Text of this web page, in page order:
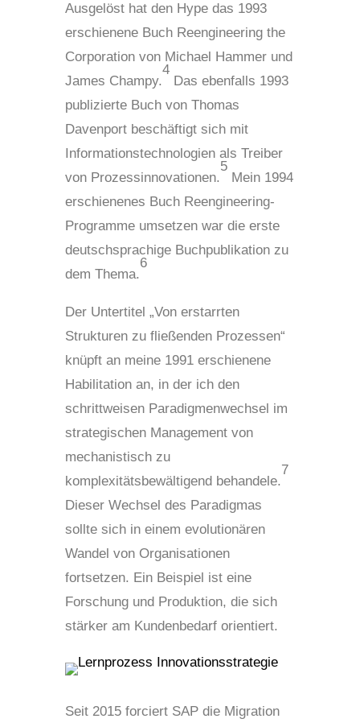
Ausgelöst hat den Hype das 1993
erschienene Buch Reengineering the
Corporation von Michael Hammer und
James Champy.
4
Das ebenfalls 1993
publizierte Buch von Thomas
Davenport beschäftigt sich mit
Informationstechnologien als Treiber
von Prozessinnovationen.
5
Mein 1994
erschienenes Buch Reengineering-
Programme umsetzen war die erste
deutschsprachige Buchpublikation zu
dem Thema.
6
Der Untertitel „Von erstarrten
Strukturen zu fließenden Prozessen“
knüpft an meine 1991 erschienene
Habilitation an, in der ich den
schrittweisen Paradigmenwechsel im
strategischen Management von
mechanistisch zu
komplexitätsbewältigend behandele.
7
Dieser Wechsel des Paradigmas
sollte sich in einem evolutionären
Wandel von Organisationen
fortsetzen. Ein Beispiel ist eine
Forschung und Produktion, die sich
stärker am Kundenbedarf orientiert.
Seit 2015 forciert SAP die Migration